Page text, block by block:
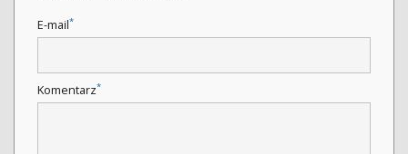
E-mail*
Komentarz*